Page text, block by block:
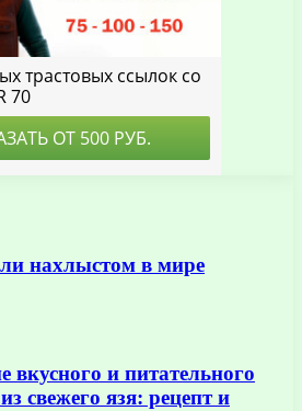
нахлыстом в мире
вкусного и питательного
свежего язя: рецепт и